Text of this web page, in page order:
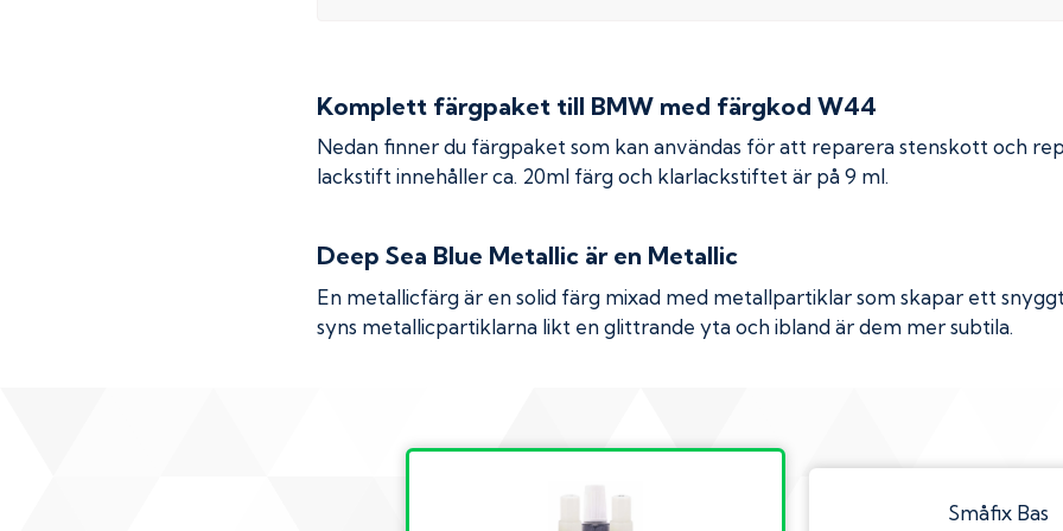
Komplett färgpaket till BMW med färgkod W44
Nedan finner du färgpaket som kan användas för att reparera stenskott och
lackstift innehåller ca. 20ml färg och klarlackstiftet är på 9 ml.
Deep Sea Blue Metallic är en Metallic
En metallicfärg är en solid färg mixad med metallpartiklar som skapar ett
syns metallicpartiklarna likt en glittrande yta och ibland är dem mer subtila.
Småfix Bas